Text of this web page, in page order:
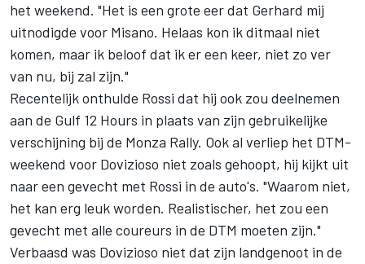
het weekend. "Het is een grote eer dat Gerhard mij
uitnodigde voor Misano. Helaas kon ik ditmaal niet
komen, maar ik beloof dat ik er een keer, niet zo ver
van nu, bij zal zijn."
Recentelijk onthulde Rossi dat hij ook zou deelnemen
aan de Gulf 12 Hours in plaats van zijn gebruikelijke
verschijning bij de Monza Rally. Ook al verliep het DTM-
weekend voor Dovizioso niet zoals gehoopt, hij kijkt uit
naar een gevecht met Rossi in de auto's. "Waarom niet,
het kan erg leuk worden. Realistischer, het zou een
gevecht met alle coureurs in de DTM moeten zijn."
Verbaasd was Dovizioso niet dat zijn landgenoot in de